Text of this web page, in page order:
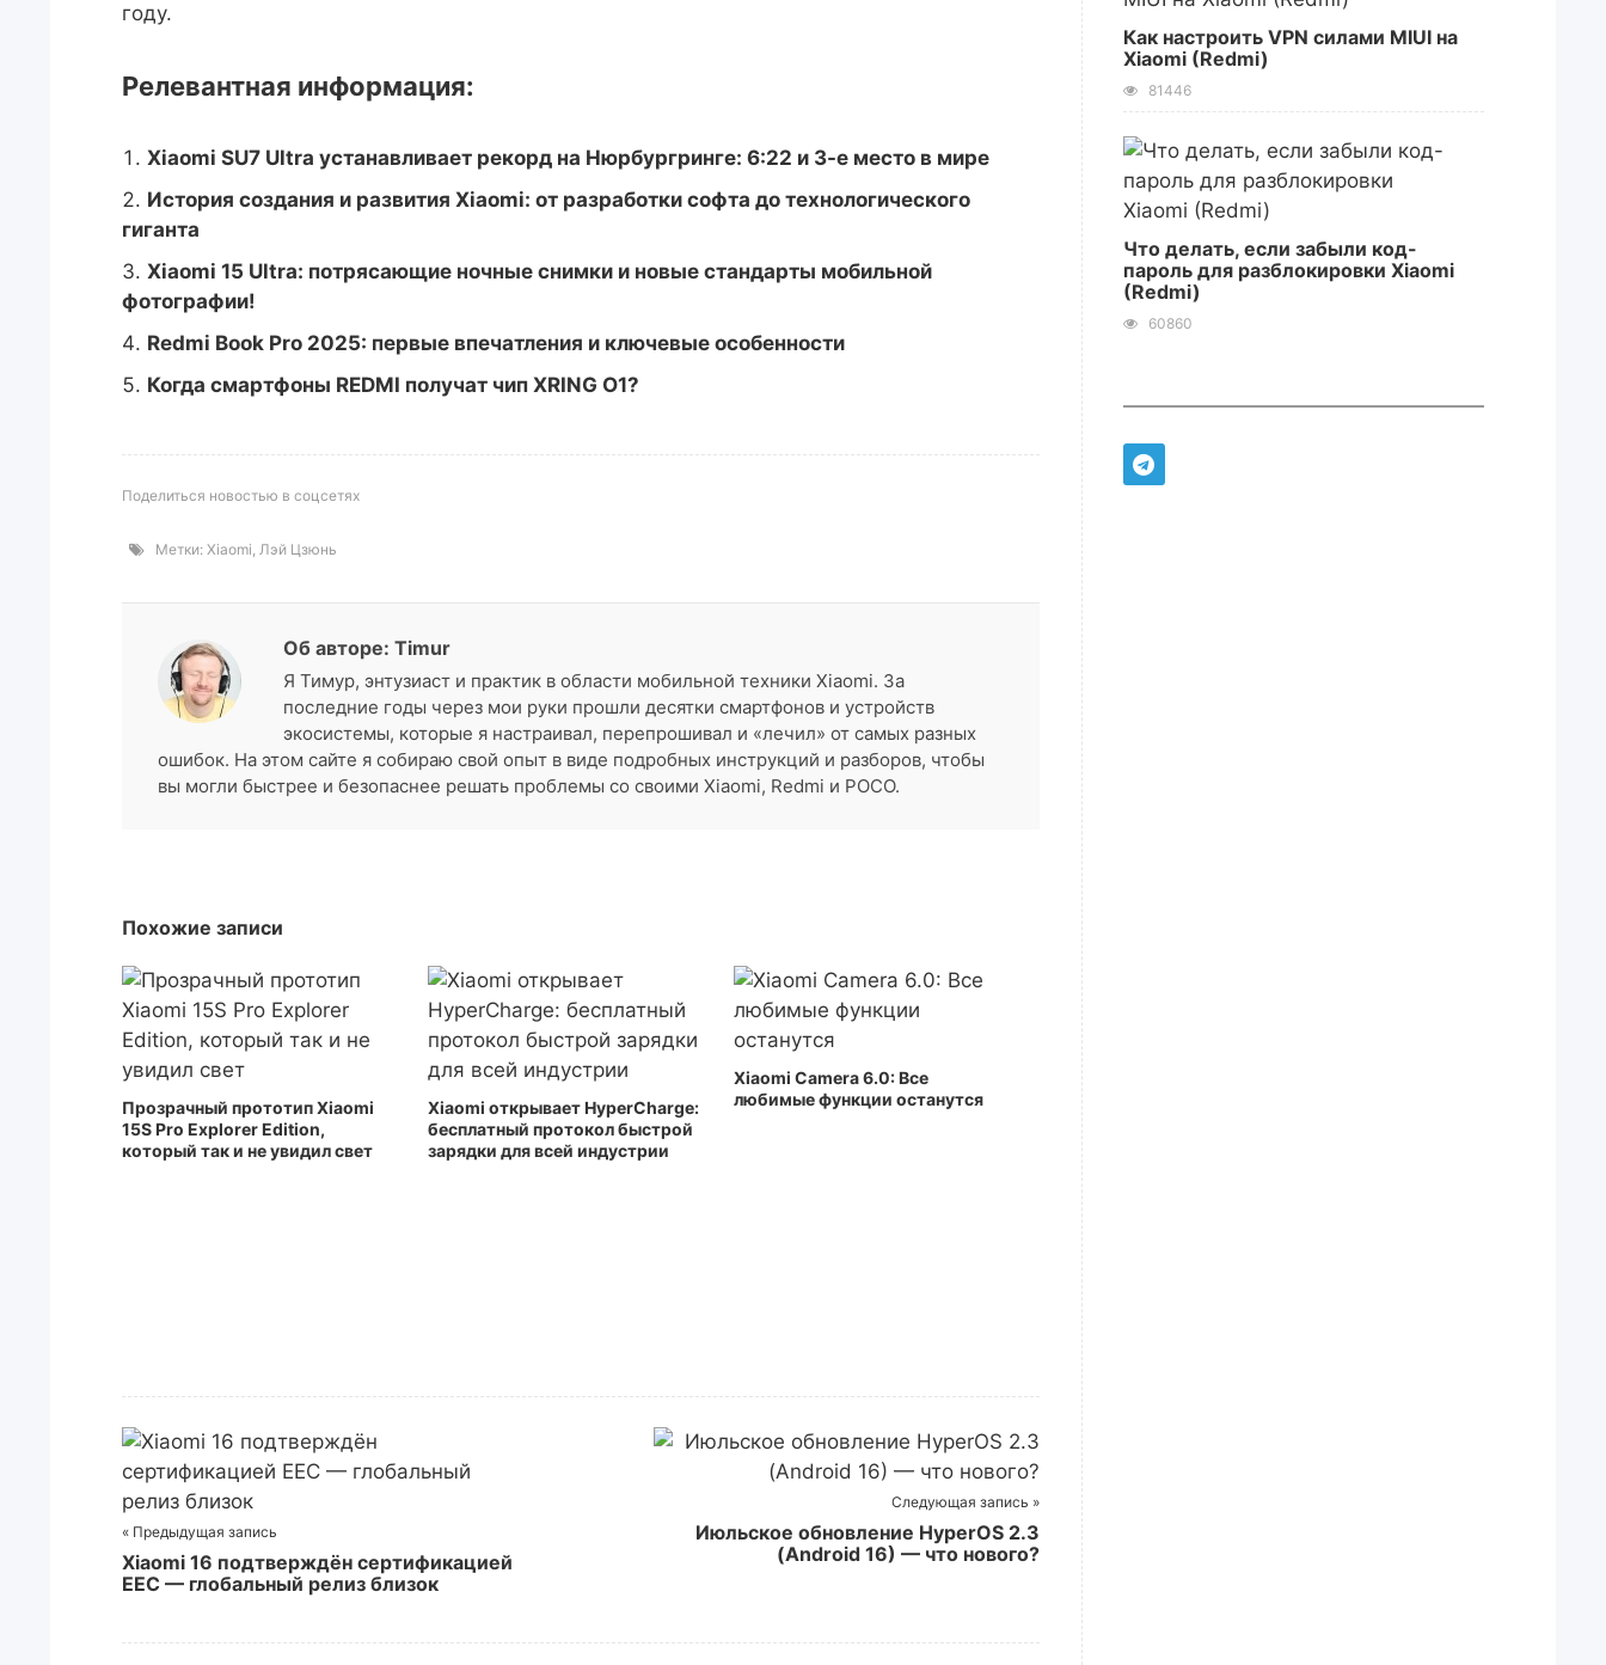
году.
Релевантная информация:
Xiaomi SU7 Ultra устанавливает рекорд на Нюрбургринге: 6:22 и 3-е место в мире
История создания и развития Xiaomi: от разработки софта до технологического
гиганта
Xiaomi 15 Ultra: потрясающие ночные снимки и новые стандарты мобильной
фотографии!
Redmi Book Pro 2025: первые впечатления и ключевые особенности
Когда смартфоны REDMI получат чип XRING O1?
Поделиться новостью в соцсетях
Метки: Xiaomi, Лэй Цзюнь
Об авторе: Timur
Я Тимур, энтузиаст и практик в области мобильной техники Xiaomi. За
последние годы через мои руки прошли десятки смартфонов и устройств
экосистемы, которые я настраивал, перепрошивал и «лечил» от самых разных
ошибок. На этом сайте я собираю свой опыт в виде подробных инструкций и разборов, чтобы
вы могли быстрее и безопаснее решать проблемы со своими Xiaomi, Redmi и POCO.
Похожие записи
Прозрачный прототип Xiaomi
15S Pro Explorer Edition,
который так и не увидил свет
Xiaomi открывает HyperCharge:
бесплатный протокол быстрой
зарядки для всей индустрии
Xiaomi Camera 6.0: Все
любимые функции останутся
« Предыдущая запись
Xiaomi 16 подтверждён сертификацией
EEC — глобальный релиз близок
Следующая запись »
Июльское обновление HyperOS 2.3
(Android 16) — что нового?
Как настроить VPN силами MIUI на
Xiaomi (Redmi)
81446
Что делать, если забыли код-
пароль для разблокировки Xiaomi
(Redmi)
60860